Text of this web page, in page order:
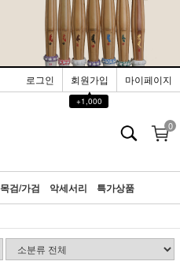
로그인 회원가입
▲
+1,000
마이페이지
0
목검/가검 악세서리
특가상품